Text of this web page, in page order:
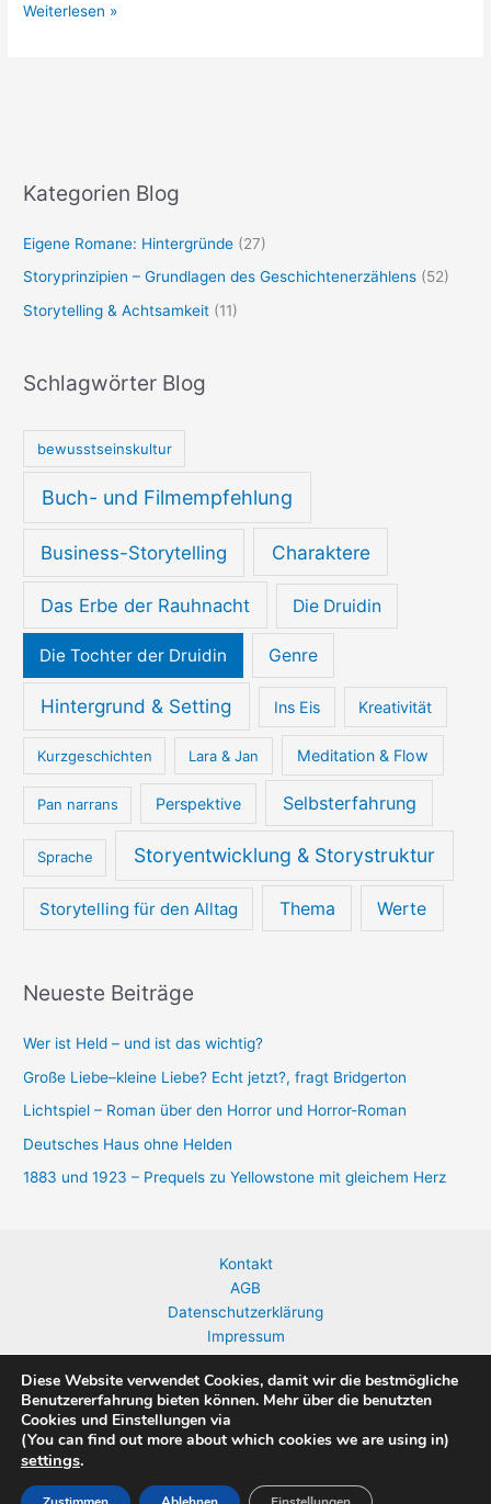
Weiterlesen »
Kategorien Blog
Eigene Romane: Hintergründe (27)
Storyprinzipien – Grundlagen des Geschichtenerzählens (52)
Storytelling & Achtsamkeit (11)
Schlagwörter Blog
bewusstseinskultur
Buch- und Filmempfehlung
Business-Storytelling Charaktere
Das Erbe der Rauhnacht Die Druidin
Die Tochter der Druidin Genre
Hintergrund & Setting Ins Eis Kreativität
Kurzgeschichten Lara & Jan Meditation & Flow
Pan narrans Perspektive Selbsterfahrung
Sprache Storyentwicklung & Storystruktur
Storytelling für den Alltag Thema Werte
Neueste Beiträge
Wer ist Held – und ist das wichtig?
Große Liebe–kleine Liebe? Echt jetzt?, fragt Bridgerton
Lichtspiel – Roman über den Horror und Horror-Roman
Deutsches Haus ohne Helden
1883 und 1923 – Prequels zu Yellowstone mit gleichem Herz
Kontakt
AGB
Datenschutzerklärung
Impressum
Widerrufsbelehrung
Copyright © 2026 Birgit Jaeckel | Präsentiert von Astra-WordPress-
Diese Website verwendet Cookies, damit wir die bestmögliche
Benutzererfahrung bieten können. Mehr über die benutzten
Cookies und Einstellungen via
(You can find out more about which cookies we are using in)
settings.